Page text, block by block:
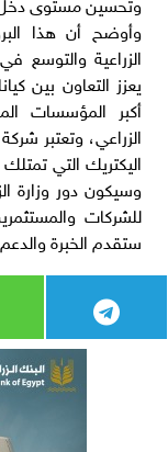
وأوضح أن هذا
الزراعية
يعزز التعاون بين
أكبر المؤسسات
الزراعي، وتعتبر
اليكتريك التي
وسيكون دور وزارة
للشركات
ستقدم الخبرة